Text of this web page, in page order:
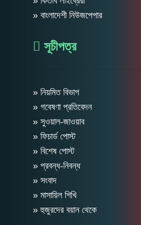
» বাংলাদেশী নিউজপেপার
সূচীপত্র
» নিয়মিত বিভাগ
» গবেষণা প্রতিবেদন
» সুওয়াল-জাওয়াব
» ফিচার্ড পোস্ট
» বিশেষ পোস্ট
» প্রবন্ধ-নিবন্ধ
» সংবাদ
» মাসায়িল শিখি
» হুজুরদের বয়ান থেকে